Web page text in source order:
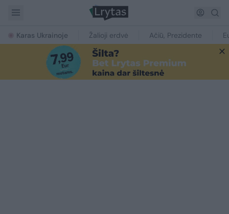
Karas Ukrainoje Žalioji erdvė Ačiū, Prezidente